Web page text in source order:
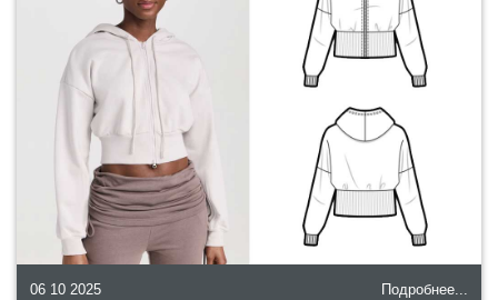
06 10 2025 Подробнее...